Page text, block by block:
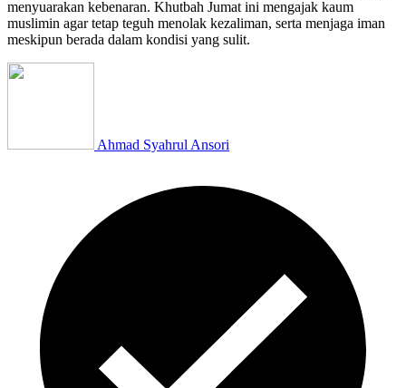
menyuarakan kebenaran. Khutbah Jumat ini mengajak kaum
muslimin agar tetap teguh menolak kezaliman, serta menjaga iman
meskipun berada dalam kondisi yang sulit.
Ahmad Syahrul Ansori